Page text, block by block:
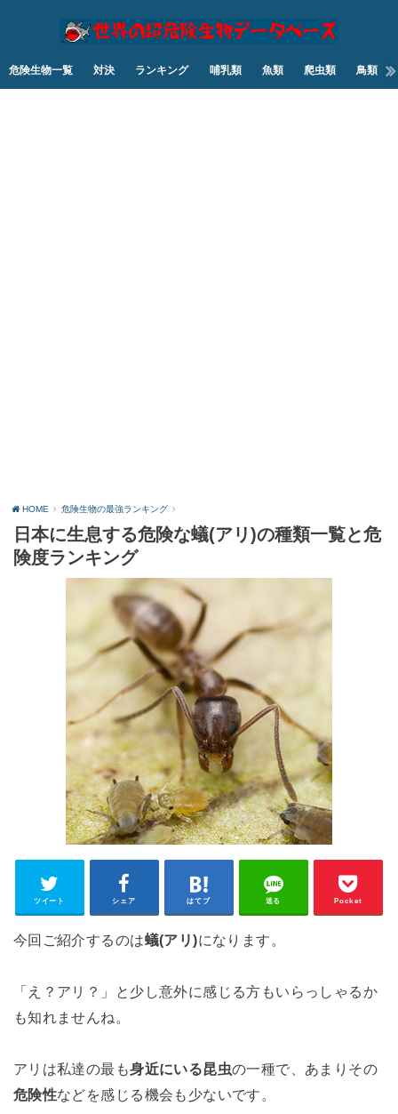
危険生物一覧 対決 ランキング 哺乳類 魚類 爬虫類 鳥類
HOME 危険生物の最強ランキング
日本に生息する危険な蟻(アリ)の種類一覧と危
険度ランキング
ツイート シェア はてブ 送る Pocket
今回ご紹介するのは蟻(アリ)になります。
「え？アリ？」と少し意外に感じる方もいらっしゃるか
も知れませんね。
アリは私達の最も身近にいる昆虫の一種で、あまりその
危険性などを感じる機会も少ないです。